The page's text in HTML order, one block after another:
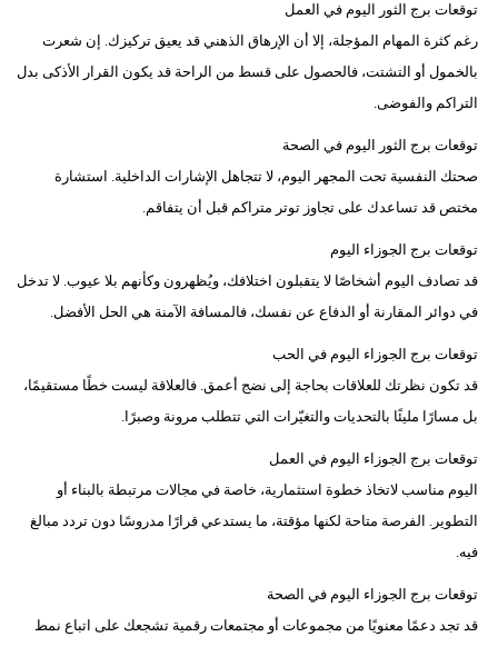
توقعات برج الثور اليوم في العمل
رغم كثرة المهام المؤجلة، إلا أن الإرهاق الذهني قد يعيق تركيزك. إن شعرت
بالخمول أو التشتت، فالحصول على قسط من الراحة قد يكون القرار الأذكى بدل
التراكم والفوضى.
توقعات برج الثور اليوم في الصحة
صحتك النفسية تحت المجهر اليوم، لا تتجاهل الإشارات الداخلية. استشارة
مختص قد تساعدك على تجاوز توتر متراكم قبل أن يتفاقم.
توقعات برج الجوزاء اليوم
قد تصادف اليوم أشخاصًا لا يتقبلون اختلافك، ويُظهرون وكأنهم بلا عيوب. لا تدخل
في دوائر المقارنة أو الدفاع عن نفسك، فالمسافة الآمنة هي الحل الأفضل.
توقعات برج الجوزاء اليوم في الحب
قد تكون نظرتك للعلاقات بحاجة إلى نضج أعمق. فالعلاقة ليست خطًا مستقيمًا،
بل مسارًا مليئًا بالتحديات والتغيّرات التي تتطلب مرونة وصبرًا.
توقعات برج الجوزاء اليوم في العمل
اليوم مناسب لاتخاذ خطوة استثمارية، خاصة في مجالات مرتبطة بالبناء أو
التطوير. الفرصة متاحة لكنها مؤقتة، ما يستدعي قرارًا مدروسًا دون تردد مبالغ
فيه.
توقعات برج الجوزاء اليوم في الصحة
قد تجد دعمًا معنويًا من مجموعات أو مجتمعات رقمية تشجعك على اتباع نمط